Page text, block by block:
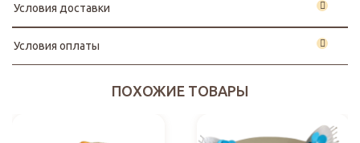
Условия доставки
Условия оплаты
ПОХОЖИЕ ТОВАРЫ